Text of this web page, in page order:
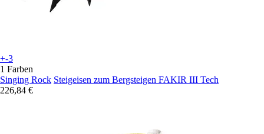
+-3
1 Farben
Singing Rock Steigeisen zum Bergsteigen FAKIR III Tech
226,84 €